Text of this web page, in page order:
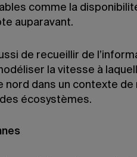
comme la
auparavant.
de recueillir de
la vitesse à
dans un contexte
écosystèmes.